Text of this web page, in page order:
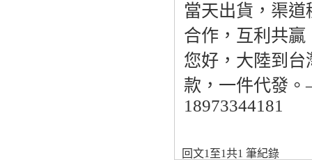
當天出貨，渠
合作，互利共贏
您好，大陸到
款，一件代發
18973344181
回文1至1共1 筆紀錄